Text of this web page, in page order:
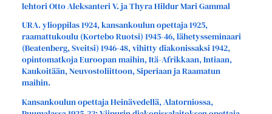
lehtori Otto Aleksanteri V. ja Thyra Hildur Mari Gammal
URA. ylioppilas 1924, kansankoulun opettaja 1925,
raamattukoulu (Kortebo Ruotsi) 1945-46, lähetysseminaari
(Beatenberg, Sveitsi) 1946-48, vihitty diakonissaksi 1942,
opintomatkoja Euroopan maihin, Itä-Afrikkaan, Intiaan,
Kaukoitään, Neuvostoliittoon, Siperiaan ja Raamatun
maihin.
Kansankoulun opettaja Heinävedellä, Alatorniossa,